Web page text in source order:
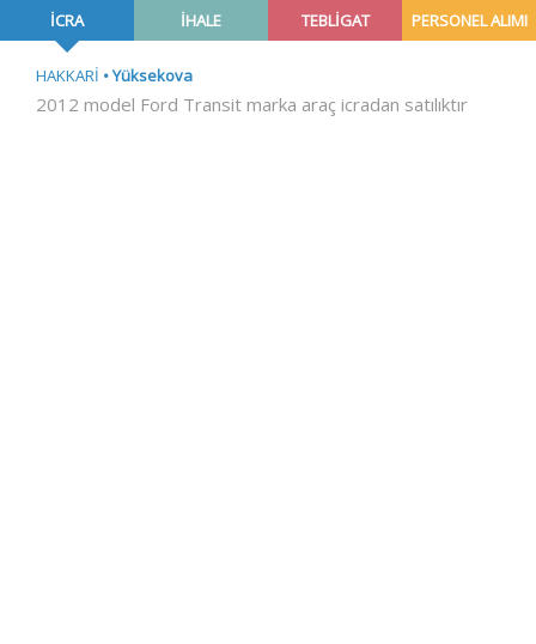
İCRA İHALE TEBLİGAT PERSONEL ALIMI
HAKKARİ Yüksekova
2012 model Ford Transit marka araç icradan satılıktır